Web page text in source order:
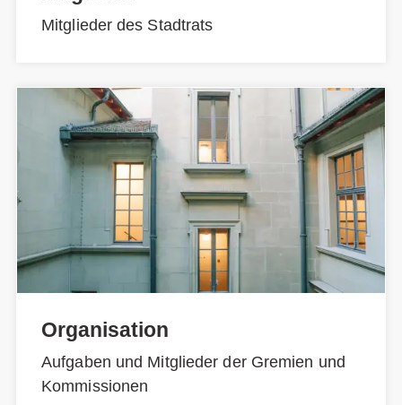
Mitglieder des Stadtrats
Organisation
Aufgaben und Mitglieder der Gremien und
Kommissionen